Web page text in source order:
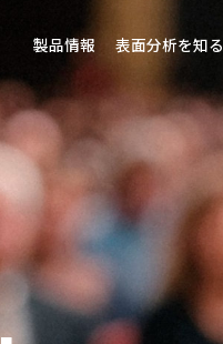
製品情報 表面分析を知る